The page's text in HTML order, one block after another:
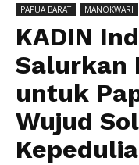
PAPUA BARAT MANOKWARI
KADIN
Salurkan
untuk
Wujud